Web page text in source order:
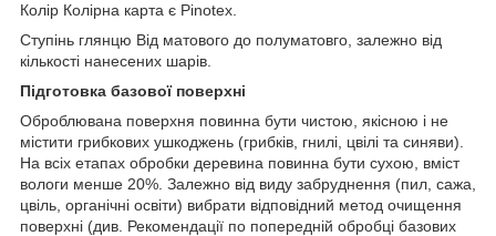
Колір Колірна карта є Pinotex.
Ступінь глянцю Від матового до полуматовго, залежно від
кількості нанесених шарів.
Підготовка базової поверхні
Оброблювана поверхня повинна бути чистою, якісною і не
містити грибкових ушкоджень (грибків, гнилі, цвілі та синяви).
На всіх етапах обробки деревина повинна бути сухою, вміст
вологи менше 20%. Залежно від виду забруднення (пил, сажа,
цвіль, органічні освіти) вибрати відповідний метод очищення
поверхні (див. Рекомендації по попередній обробці базових